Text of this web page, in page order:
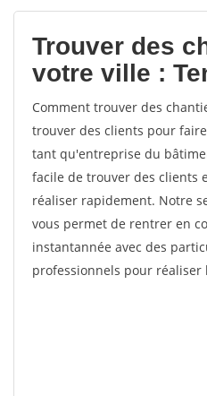
Trouver des
votre ville :
Comment trouver des
trouver des clients pour
tant qu'entreprise du
facile de trouver des clients
réaliser rapidement. Notre
vous permet de rentrer en
instantannée avec des
professionnels pour réaliser